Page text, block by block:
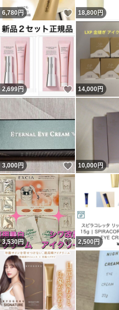
6,780円 いいね！
18,800円
2,699円 いいね！
14,000円
3,000円 いいね！
10,000円
3,530円 いいね！
2,500 円